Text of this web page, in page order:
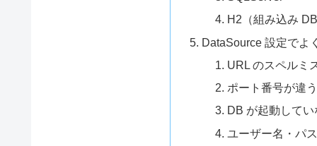
H2（組み込み
DataSource 設定でよ
URL のスペルミ
ポート番号が違
DB が起動してい
ユーザー名・パ